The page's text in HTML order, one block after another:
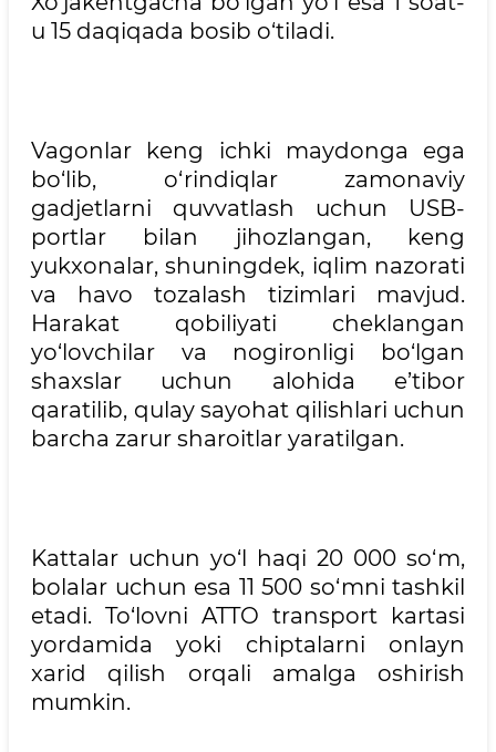
u 15 daqiqada bosib o‘tiladi.
Vagonlar keng ichki maydonga ega
bo‘lib, o‘rindiqlar zamonaviy
gadjetlarni quvvatlash uchun USB-
portlar bilan jihozlangan, keng
yukxonalar, shuningdek, iqlim nazorati
va havo tozalash tizimlari mavjud.
Harakat qobiliyati cheklangan
yo‘lovchilar va nogironligi bo‘lgan
shaxslar uchun alohida e’tibor
qaratilib, qulay sayohat qilishlari uchun
barcha zarur sharoitlar yaratilgan.
Kattalar uchun yo‘l haqi 20 000 so‘m,
bolalar uchun esa 11 500 so‘mni tashkil
etadi. To‘lovni ATTO transport kartasi
yordamida yoki chiptalarni onlayn
xarid qilish orqali amalga oshirish
mumkin.